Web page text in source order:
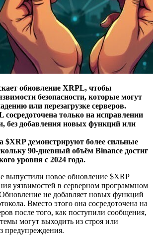
обновление XRPL, чтобы
безопасности, которые могут
или перезагрузке серверов.
сосредоточена только на исправлении
без добавления новых функций или
демонстрируют более сильные
90-дневный объём Binance достиг
уровня с 2024 года.
выпустили новое обновление $XRP
уязвимостей в серверном программном
не добавляет новых функций
Вместо этого она сосредоточена на
после того, как поступили сообщения,
могут выходить из строя или
предупреждения.